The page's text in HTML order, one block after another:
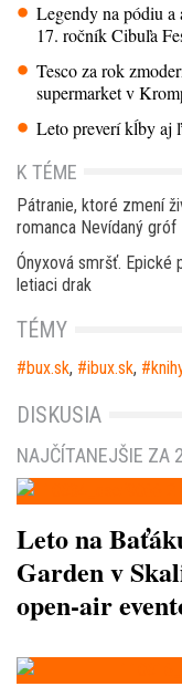
Legendy na pódiu
17. ročník Cibuľa
Tesco za rok
supermarket v
Leto preverí kĺby aj
K TÉME
Pátranie, ktoré zmení
romanca Nevídaný gróf
Ónyxová smršť. Epické
letiaci drak
TÉMY
bux.sk, ibux.sk,
DISKUSIA
NAJČÍTANEJŠIE ZA
Leto na
Garden v
open-air